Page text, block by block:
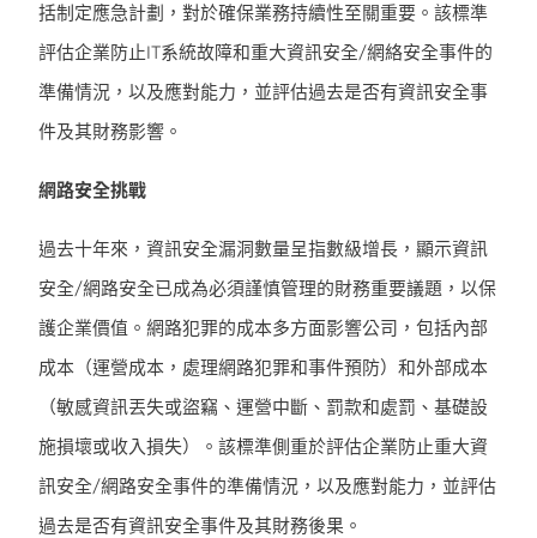
括制定應急計劃，對於確保業務持續性至關重要。該標準
評估企業防止IT系統故障和重大資訊安全/網絡安全事件的
準備情況，以及應對能力，並評估過去是否有資訊安全事
件及其財務影響。
網路安全挑戰
過去十年來，資訊安全漏洞數量呈指數級增長，顯示資訊
安全/網路安全已成為必須謹慎管理的財務重要議題，以保
護企業價值。網路犯罪的成本多方面影響公司，包括內部
成本（運營成本，處理網路犯罪和事件預防）和外部成本
（敏感資訊丟失或盜竊、運營中斷、罰款和處罰、基礎設
施損壞或收入損失）。該標準側重於評估企業防止重大資
訊安全/網路安全事件的準備情況，以及應對能力，並評估
過去是否有資訊安全事件及其財務後果。